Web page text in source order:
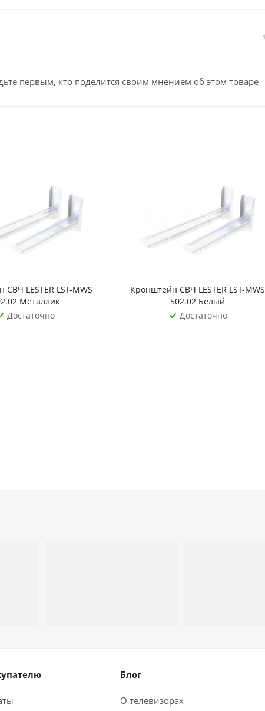
первым, кто поделится своим мнением об этом товаре
LESTER LST-MWS
Металлик
Достаточно
Кронштейн СВЧ LESTER LST-MWS
502.02 Белый
Достаточно
Блог
О телевизорах